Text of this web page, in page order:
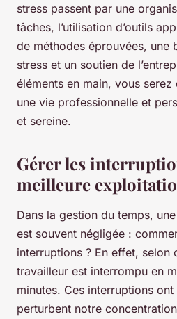
stress passent par une
tâches, l’utilisation d’outils
de méthodes éprouvées, une
stress et un soutien de
éléments en main, vous serez
une vie professionnelle et
et sereine.
Gérer les
meilleure
Dans la gestion du temps,
est souvent négligée :
interruptions ? En effet, selon
travailleur est interrompu en
minutes. Ces interruptions
perturbent notre